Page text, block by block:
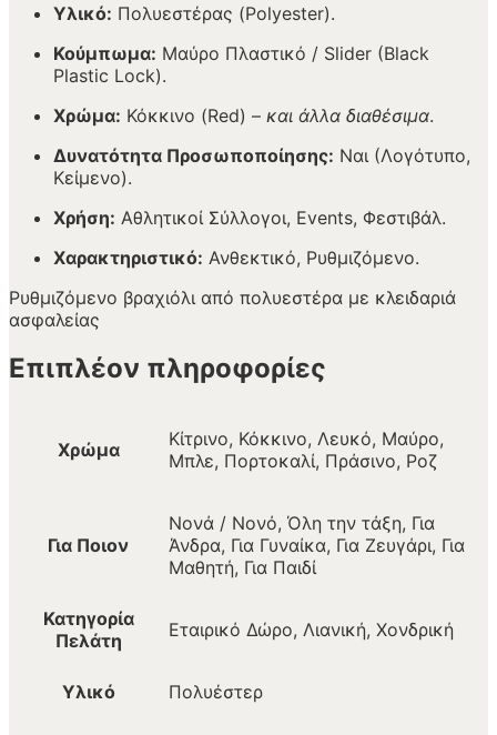
Υλικό: Πολυεστέρας (Polyester).
Κούμπωμα: Μαύρο Πλαστικό / Slider (Black
Plastic Lock).
Χρώμα: Κόκκινο (Red) – και άλλα διαθέσιμα.
Δυνατότητα Προσωποποίησης: Ναι (Λογότυπο,
Κείμενο).
Χρήση: Αθλητικοί Σύλλογοι, Events, Φεστιβάλ.
Χαρακτηριστικό: Ανθεκτικό, Ρυθμιζόμενο.
Ρυθμιζόμενο βραχιόλι από πολυεστέρα με κλειδαριά
ασφαλείας
Επιπλέον πληροφορίες
Χρώμα
Κίτρινο, Κόκκινο, Λευκό, Μαύρο,
Μπλε, Πορτοκαλί, Πράσινο, Ροζ
Για Ποιον
Νονά / Νονό, Όλη την τάξη, Για
Άνδρα, Για Γυναίκα, Για Ζευγάρι, Για
Μαθητή, Για Παιδί
Κατηγορία
Πελάτη
Εταιρικό Δώρο, Λιανική, Χονδρική
Υλικό Πολυέστερ